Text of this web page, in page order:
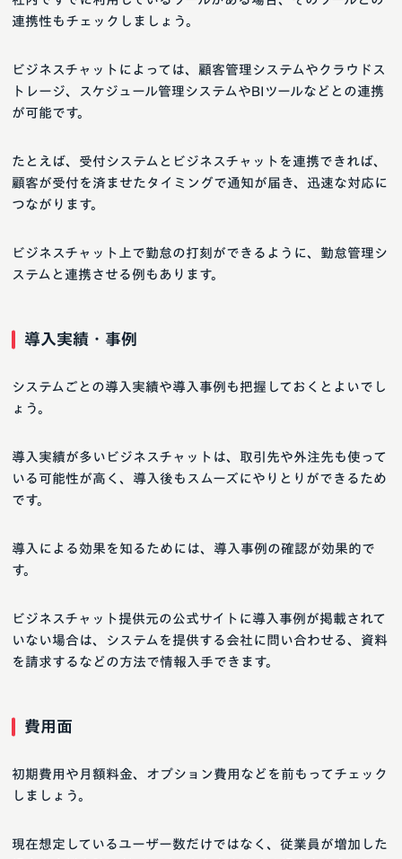
連携性もチェックしましょう。
ビジネスチャットによっては、顧客管理システムやクラウドス
トレージ、スケジュール管理システムやBIツールなどとの連携
が可能です。
たとえば、受付システムとビジネスチャットを連携できれば、
顧客が受付を済ませたタイミングで通知が届き、迅速な対応に
つながります。
ビジネスチャット上で勤怠の打刻ができるように、勤怠管理シ
ステムと連携させる例もあります。
導入実績・事例
システムごとの導入実績や導入事例も把握しておくとよいでし
ょう。
導入実績が多いビジネスチャットは、取引先や外注先も使って
いる可能性が高く、導入後もスムーズにやりとりができるため
です。
導入による効果を知るためには、導入事例の確認が効果的で
す。
ビジネスチャット提供元の公式サイトに導入事例が掲載されて
いない場合は、システムを提供する会社に問い合わせる、資料
を請求するなどの方法で情報入手できます。
費用面
初期費用や月額料金、オプション費用などを前もってチェック
しましょう。
現在想定しているユーザー数だけではなく、従業員が増加した